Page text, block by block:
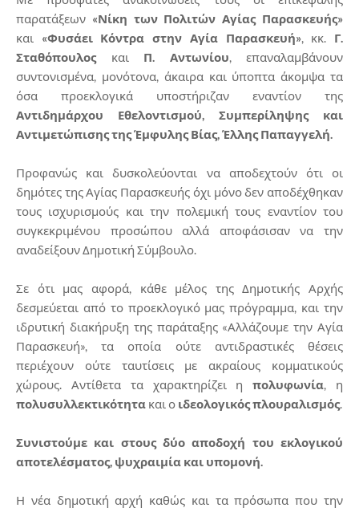
παρατάξεων «Νίκη των Πολιτών Αγίας Παρασκευής»
και «Φυσάει Κόντρα στην Αγία Παρασκευή», κκ. Γ.
Σταθόπουλος και Π. Αντωνίου, επαναλαμβάνουν
συντονισμένα, μονότονα, άκαιρα και ύποπτα άκομψα τα
όσα προεκλογικά υποστήριζαν εναντίον της
Αντιδημάρχου Εθελοντισμού, Συμπερίληψης και
Αντιμετώπισης της Έμφυλης Βίας, Έλλης Παπαγγελή.
Προφανώς και δυσκολεύονται να αποδεχτούν ότι οι
δημότες της Αγίας Παρασκευής όχι μόνο δεν αποδέχθηκαν
τους ισχυρισμούς και την πολεμική τους εναντίον του
συγκεκριμένου προσώπου αλλά αποφάσισαν να την
αναδείξουν Δημοτική Σύμβουλο.
Σε ότι μας αφορά, κάθε μέλος της Δημοτικής Αρχής
δεσμεύεται από το προεκλογικό μας πρόγραμμα, και την
ιδρυτική διακήρυξη της παράταξης «Αλλάζουμε την Αγία
Παρασκευή», τα οποία ούτε αντιδραστικές θέσεις
περιέχουν ούτε ταυτίσεις με ακραίους κομματικούς
χώρους. Αντίθετα τα χαρακτηρίζει ηπολυφωνία, η
πολυσυλλεκτικότητα και ο ιδεολογικός πλουραλισμός.
Συνιστούμε και στους δύο αποδοχή του εκλογικού
αποτελέσματος, ψυχραιμία και υπομονή.
Η νέα δημοτική αρχή καθώς και τα πρόσωπα που την